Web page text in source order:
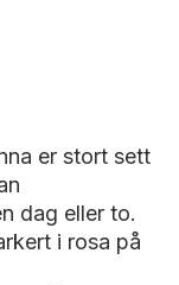
er stort sett
dag eller to.
i rosa på